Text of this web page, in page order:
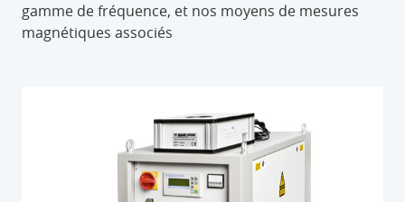
gamme de fréquence, et nos moyens de mesures
magnétiques associés